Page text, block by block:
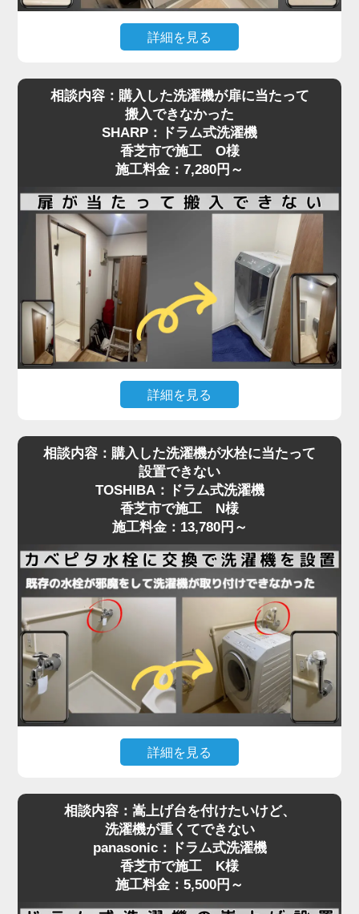
上げました。ドラム式洗濯機の施工料金は3,980円
～と明瞭で、コスト面でもご満足いただけました。
ドラム式洗濯機の取り付けは、見た目以上に重量や
配管の問題でトラブルになりやすい作業です。ご自
身での無理な設置は事故や水漏れの原因にもなりま
すので、専門の業者にお任せいただくのが安心で
す。お困りの際は、ぜひお気軽にご相談ください。
詳細を見る
濯パンと本体のサイズがギリギリで、引っ越し業者
から「設置はできない」と断られてしまった…そん
なご相談を、香芝市で施工をご依頼いただいたT様
からいただきました。設置予定のAQUA製ドラム式
洗濯機は、洗面台・壁・ドア枠の間にピタリと収め
る必要があり、数センチの誤差も許されない状況で
した。
さらに、他の業者にも断られたとのことで、当店に
ご連絡をいただいた際には「設置できる業者が見つ
からず困っている」とのお声も。現地を確認したう
えで、洗濯パンと各障害物との距離を慎重に測りな
がら、数ミリ単位で位置調整し、無事に搬入・設置
を完了しました。施工料金は3,980円～で、T様にも
大変ご満足いただけました。
「スペースが狭い」「他社に断られた」など、難し
い設置条件でも対応可能なケースは多くあります。
まずはお気軽にご相談ください。プロの判断で最適
な方法をご提案いたします
相談内容：購入した洗濯機が扉に当たって
搬入できなかった
SHARP：ドラム式洗濯機
香芝市で施工 O様
施工料金：7,280円～
詳細を見る
っとした障害が設置を難しくすることがあります。
今回、香芝市でご依頼いただいたO様のケースで
は、「購入したSHARPのドラム式洗濯機が脱衣所
の扉に当たって入らない」というお悩みでした。
現地確認の結果、開き戸の開口幅が洗濯機本体の寸
法ギリギリで、水栓位置はクリアしていたものの、
扉が障害物となって搬入が不可能な状態。そのた
め、扉を丁寧に取り外してから搬入し、所定の位置
に設置。その後、扉を元通りに復旧することでスム
ーズに作業を完了しました。施工料金はドラム式洗
濯機設置費用と扉の脱着費用で7,280円～となり、
「最初はどうなるかと思ったけど、無事に入って本
当に助かりました」とお喜びいただきました。
洗濯機取り付けには、扉や壁、水栓の位置などさま
ざまな要素が関係します。搬入の難しい住宅でも対
い。プロが現場で判断し、最適な方法で確実に設置
いたします。
相談内容：購入した洗濯機が水栓に当たって
設置できない
TOSHIBA：ドラム式洗濯機
香芝市で施工 N様
施工料金：13,780円～
詳細を見る
らない」といったご相談は、ドラム式洗濯機に特に
多く見られます。今回、香芝市で施工させていただ
いたN様のご自宅もまさにそのケースでした。購入
されたのはTOSHIBAのドラム式洗濯機。設置スペ
ースには洗濯パンがありましたが、既設の蛇口（水
相談内容：嵩上げ台を付けたいけど、
洗濯機が重くてできない
panasonic：ドラム式洗濯機
香芝市で施工 K様
施工料金：5,500円～